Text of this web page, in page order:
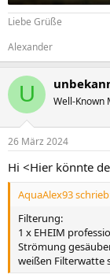
Liebe Grüße
Alexander
U Well-Known
26 März 2024
Hi <Hier könnte
AquaAlex93
Filterung:
1 x EHEIM
Strömung
weißen Filterwatte